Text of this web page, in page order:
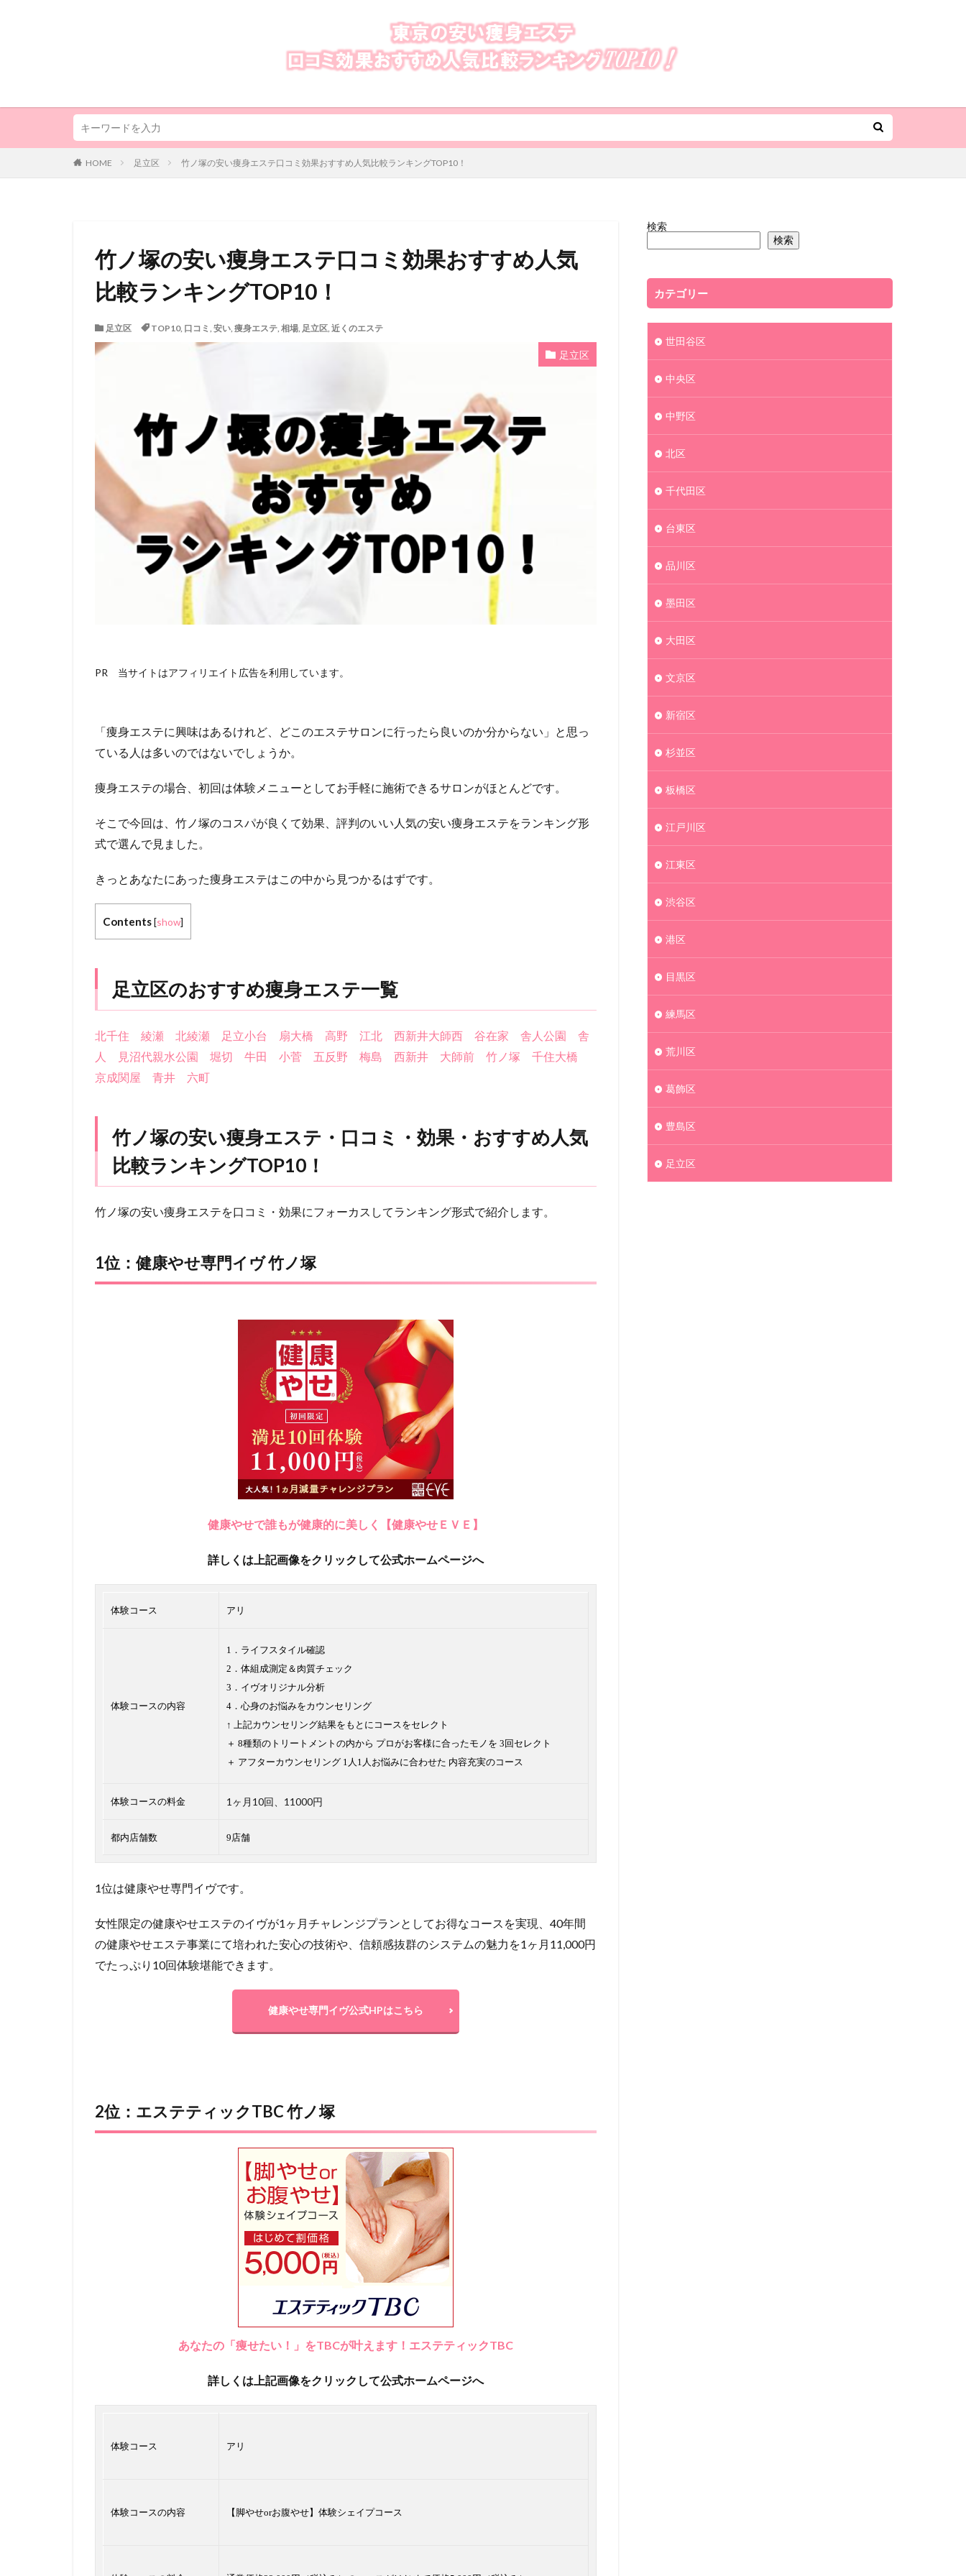
HOME 足立区 竹ノ塚の安い痩身エステ口コミ効果おすすめ人気比較ランキングTOP10！
竹ノ塚の安い痩身エステ口コミ効果おすすめ人気
比較ランキングTOP10！
足立区 TOP10, 口コミ , 安い, 痩身エステ, 相場, 足立区, 近くのエステ
足立区
PR 当サイトはアフィリエイト広告を利用しています。
「痩身エステに興味はあるけれど、どこのエステサロンに行ったら良いのか分からない」と思っ
ている人は多いのではないでしょうか。
痩身エステの場合、初回は体験メニューとしてお手軽に施術できるサロンがほとんどです。
そこで今回は、竹ノ塚のコスパが良くて効果、評判のいい人気の安い痩身エステをランキング形
式で選んで見ました。
きっとあなたにあった痩身エステはこの中から見つかるはずです。
Contents[show]
足立区のおすすめ痩身エステ一覧
北千住 綾瀬 北綾瀬 足立小台 扇大橋 高野 江北 西新井大師西 谷在家 舎人公園
舎
人
見沼代親水公園 堀切 牛田 小菅 五反野 梅島 西新井 大師前 竹ノ塚
千住大橋
京成関屋
青井 六町
竹ノ塚の安い痩身エステ・口コミ・効果・おすすめ人気
比較ランキングTOP10！
竹ノ塚の安い痩身エステを口コミ・効果にフォーカスしてランキング形式で紹介します。
1位：健康やせ専門イヴ 竹ノ塚
健康やせで誰もが健康的に美しく【健康やせＥＶＥ】
詳しくは上記画像をクリックして公式ホームページへ
体験コース アリ
体験コースの内容
1．ライフスタイル確認
2．体組成測定＆肉質チェック
3．イヴオリジナル分析
4．心身のお悩みをカウンセリング
↑ 上記カウンセリング結果をもとにコースをセレクト
＋ 8種類のトリートメントの内から プロがお客様に合ったモノを 3回セレクト
＋ アフターカウンセリング 1人1人お悩みに合わせた 内容充実のコース
体験コースの料金 1ヶ月10回、11000円
都内店舗数 9店舗
1位は健康やせ専門イヴです。
女性限定の健康やせエステのイヴが1ヶ月チャレンジプランとしてお得なコースを実現、40年間
の健康やせエステ事業にて培われた安心の技術や、信頼感抜群のシステムの魅力を1ヶ月11,000円
でたっぷり10回体験堪能できます。
健康やせ専門イヴ公式HPはこちら
2位：エステティックTBC 竹ノ塚
あなたの「痩せたい！」をTBCが叶えます！エステティックTBC
詳しくは上記画像をクリックして公式ホームページへ
体験コース アリ
体験コースの内容 【脚やせorお腹やせ】体験シェイプコース
検索
検索
カテゴリー
世田谷区
中央区
中野区
北区
千代田区
台東区
品川区
墨田区
大田区
文京区
新宿区
杉並区
板橋区
江戸川区
江東区
渋谷区
港区
目黒区
練馬区
荒川区
葛飾区
豊島区
足立区